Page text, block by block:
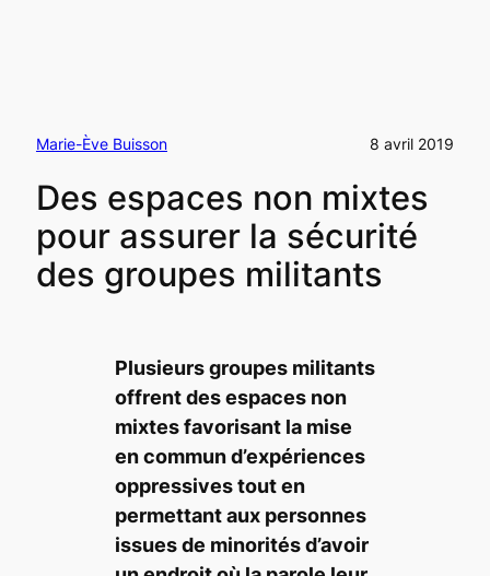
Marie-Ève Buisson 8 avril 2019
Des espaces non mixtes
pour assurer la sécurité
des groupes militants
Plusieurs groupes militants
offrent des espaces non
mixtes favorisant la mise
en commun d’expériences
oppressives tout en
permettant aux personnes
issues de minorités d’avoir